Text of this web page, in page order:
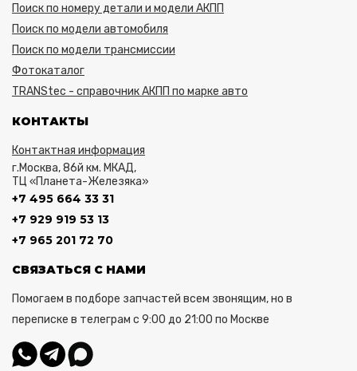
Поиск по номеру детали и модели АКПП
Поиск по модели автомобиля
Поиск по модели трансмиссии
Фотокаталог
TRANStec - справочник АКПП по марке авто
КОНТАКТЫ
Контактная информация
г.Москва, 86й км. МКАД,
ТЦ «Планета-Железяка»
+7 495 664 33 31
+7 929 919 53 13
+7 965 201 72 70
СВЯЗАТЬСЯ С НАМИ
Помогаем в подборе запчастей всем звонящим, но в
переписке в телеграм с 9:00 до 21:00 по Москве